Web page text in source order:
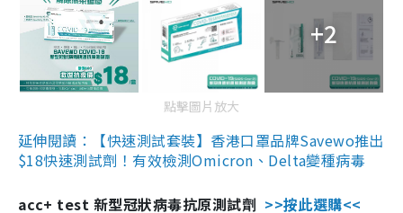
+2
點擊圖片放大
延伸閱讀：【快速測試套裝】香港口罩品牌Savewo推出
$18快速測試劑！有效檢測Omicron、Delta變種病毒
acc+ test 新型冠狀病毒抗原測試劑 >>按此選購<<